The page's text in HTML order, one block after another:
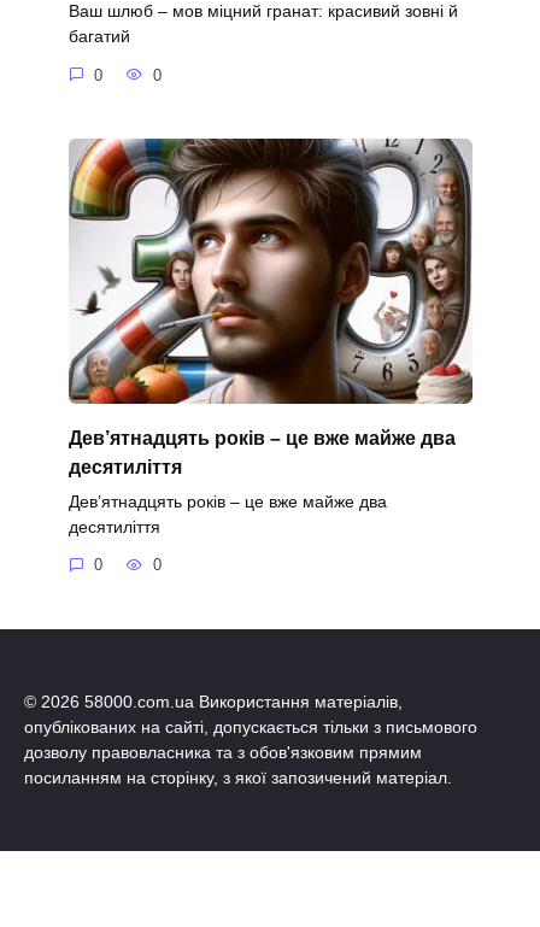
Ваш шлюб – мов міцний гранат: красивий зовні й
багатий
0 0
Дев’ятнадцять років – це вже майже два
десятиліття
Дев’ятнадцять років – це вже майже два
десятиліття
0 0
© 2026 58000.com.ua Використання матеріалів,
опублікованих на сайті, допускається тільки з письмового
дозволу правовласника та з обов'язковим прямим
посиланням на сторінку, з якої запозичений матеріал.